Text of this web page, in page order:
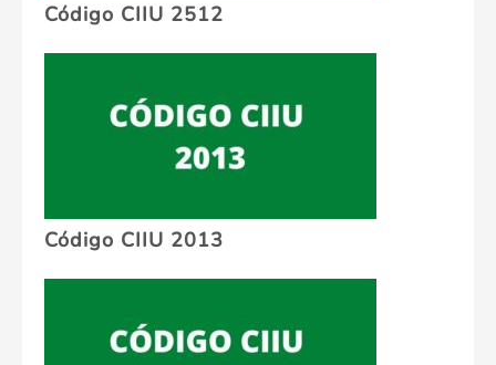
Código CIIU 2512
Código CIIU 2013